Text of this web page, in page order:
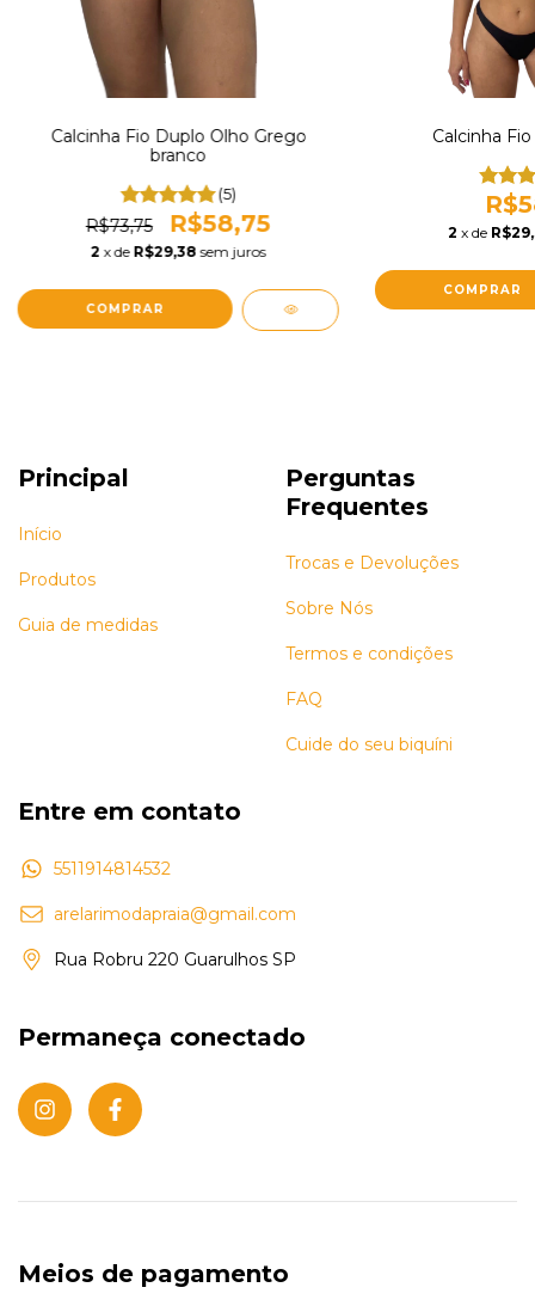
Calcinha Fio Duplo Olho Grego
branco
(5)
R$73,75 R$58,75
2 x de R$29,38 sem juros
COMPRAR
Calcinha
2 x de
COMPRAR
Principal
Início
Produtos
Guia de medidas
Perguntas
Frequentes
Trocas e Devoluções
Sobre Nós
Termos e condições
FAQ
Cuide do seu biquíni
Entre em contato
5511914814532
arelarimodapraia@gmail.com
Rua Robru 220 Guarulhos SP
Permaneça conectado
Meios de pagamento